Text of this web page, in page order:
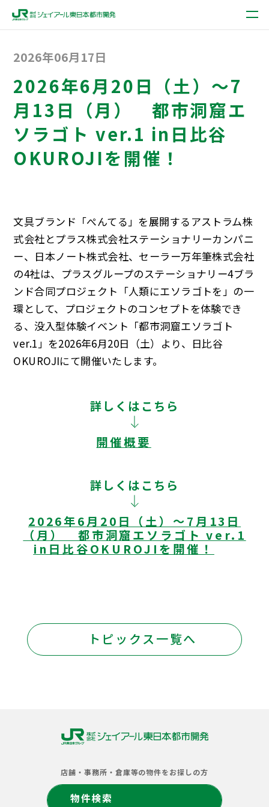
2026年06月17日
2026年6月20日（土）～7
月13日（月） 都市洞窟エ
ソラゴト ver.1 in日比谷
OKUROJIを開催！
文具ブランド「ぺんてる」を展開するアストラム株
式会社とプラス株式会社ステーショナリーカンパニ
ー、日本ノート株式会社、セーラー万年筆株式会社
の4社は、プラスグループのステーショナリー4ブラ
ンド合同プロジェクト「人類にエソラゴトを」の一
環として、プロジェクトのコンセプトを体験でき
る、没入型体験イベント「都市洞窟エソラゴト
ver.1」を2026年6月20日（土）より、日比谷
OKUROJIにて開催いたします。
詳しくはこちら
開催概要
詳しくはこちら
2026年6月20日（土）～7月13日
（月） 都市洞窟エソラゴト ver.1
in日比谷OKUROJIを開催！
トピックス一覧へ
会
社
店舗・事務所・倉庫等の物件をお探しの方
物件検索